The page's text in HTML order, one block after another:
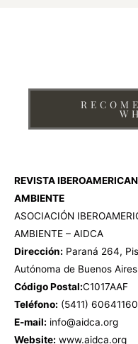
REVISTA
AMBIENTE
ASOCIACIÓN
AMBIENTE – AIDCA
Dirección: Paraná 264,
Autónoma de Buenos
Código Postal:C1017AAF
Teléfono: (5411) 60641160
E-mail: info@aidca.org
Website: www.aidca.org